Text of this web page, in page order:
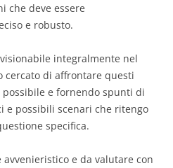
che deve essere
e robusto.
integralmente nel
cercato di affrontare questi
e fornendo spunti di
e possibili scenari che ritengo
specifica.
e da valutare con